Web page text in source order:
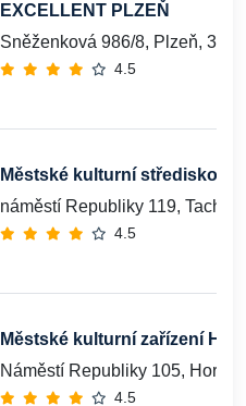
EXCELLENT PLZEŇ
Sněženková 986/8, Plzeň,
4.5
Městské kulturní středisko
náměstí Republiky 119,
4.5
Městské kulturní zařízení
Náměstí Republiky 105,
4.5